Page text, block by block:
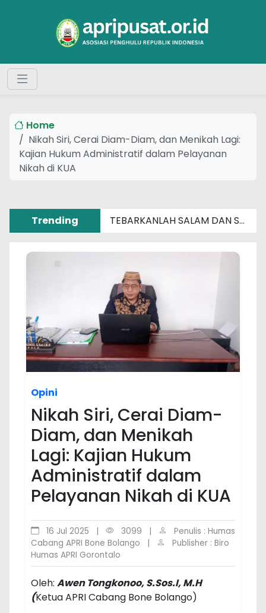
Home
Nikah Siri, Cerai Diam-Diam, dan Menikah Lagi:
Kajian Hukum Administratif dalam Pelayanan
Nikah di KUA
Trending TEBARKANLAH SALAM DAN SENYUM SEBERAT APAPUN MASALAHMU
Opini
Nikah Siri, Cerai Diam-
Diam, dan Menikah
Lagi: Kajian Hukum
Administratif dalam
Pelayanan Nikah di KUA
16 Jul 2025 | 3099 |
Penulis : Humas
Cabang APRI Bone Bolango
|
Publisher : Biro
Humas APRI Gorontalo
Oleh: Awen Tongkonoo, S.Sos.I, M.H
(Ketua APRI Cabang Bone Bolango)